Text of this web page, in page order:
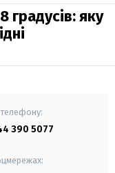
градусів: яку
390 5077